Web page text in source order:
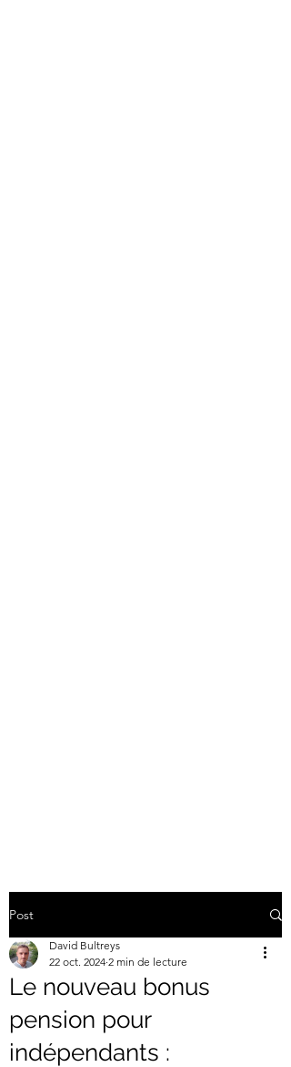
Post
Le nouveau bonus
pension pour
indépendants :
David Bultreys
22 oct. 2024 2 min de lecture